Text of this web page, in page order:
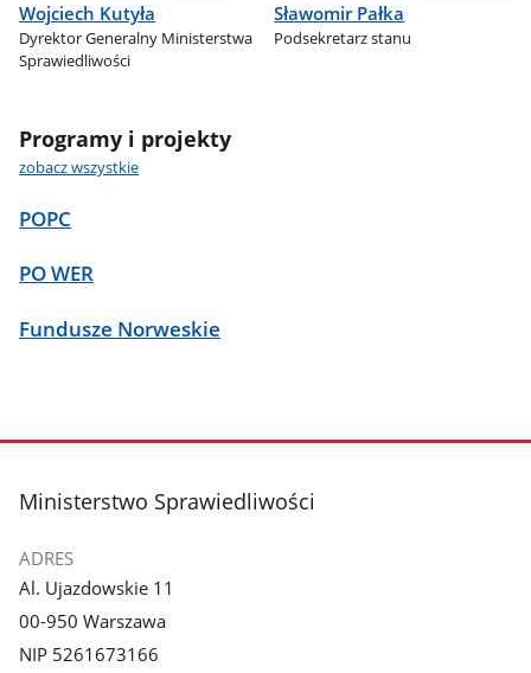
Wojciech Kutyła
Dyrektor Generalny Ministerstwa
Sprawiedliwości
Sławomir Pałka
Podsekretarz stanu
Programy i projekty
zobacz wszystkie
POPC
PO WER
Fundusze Norweskie
stopka
Ministerstwo Sprawiedliwości
ADRES
Al. Ujazdowskie 11
00-950 Warszawa
NIP 5261673166